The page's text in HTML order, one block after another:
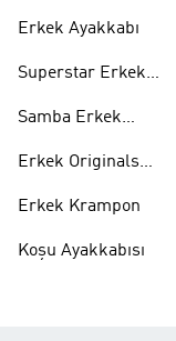
Erkek Ayakkabı
Superstar Erkek
Samba Erkek
Erkek Originals
Erkek Krampon
Koşu Ayakkabısı